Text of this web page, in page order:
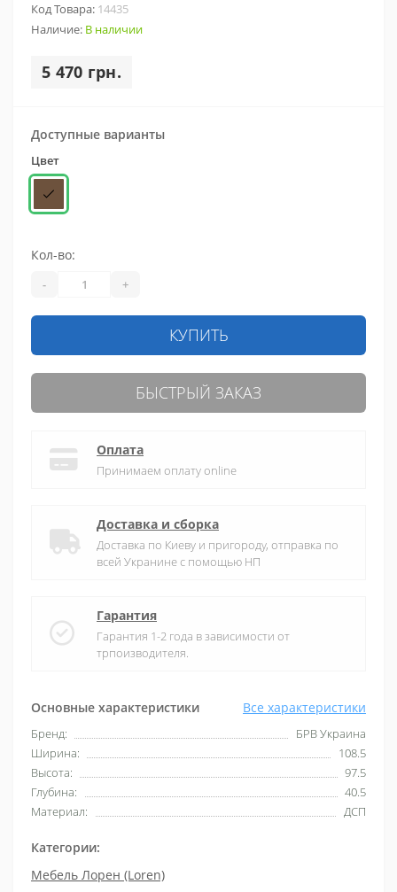
Код Товара: 14435
Наличие: В наличии
5 470 грн.
Основные характеристики Все характеристики
Бренд:
БРВ Украина
Ширина:
108.5
Высота:
97.5
Глубина:
40.5
Материал:
ДСП
Категории:
Мебель Лорен (Loren)
Доступные варианты
Цвет
Кол-во:
- +
КУПИТЬ
БЫСТРЫЙ ЗАКАЗ
Оплата
Принимаем оплату online
Доставка и сборка
Доставка по Киеву и пригороду, отправка по
всей Укранине с помощью НП
Гарантия
Гарантия 1-2 года в зависимости от
трпоизводителя.